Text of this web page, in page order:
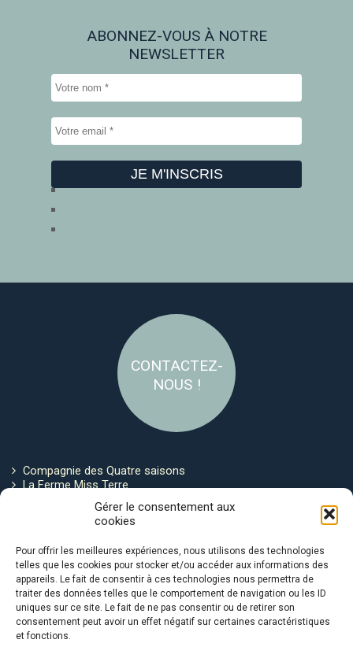
Gérer le consentement aux
cookies
Pour offrir les meilleures expériences, nous utilisons des technologies
telles que les cookies pour stocker et/ou accéder aux informations des
appareils. Le fait de consentir à ces technologies nous permettra de
traiter des données telles que le comportement de navigation ou les ID
uniques sur ce site. Le fait de ne pas consentir ou de retirer son
consentement peut avoir un effet négatif sur certaines caractéristiques
et fonctions.
ABONNEZ-VOUS À NOTRE
NEWSLETTER
CONTACTEZ-
NOUS !
Compagnie des Quatre saisons
La Ferme Miss Terre
Politique de cookies